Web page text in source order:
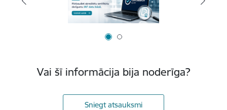
Vai šī informācija bija noderīga?
Sniegt atsauksmi